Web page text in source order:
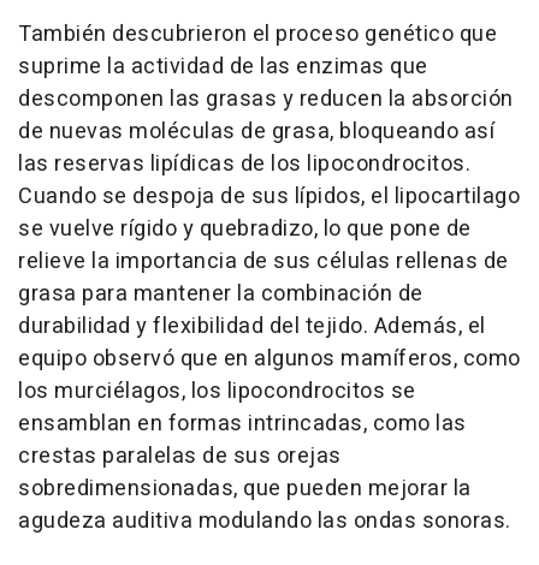
También descubrieron el proceso genético que
suprime la actividad de las enzimas que
descomponen las grasas y reducen la absorción
de nuevas moléculas de grasa, bloqueando así
las reservas lipídicas de los lipocondrocitos.
Cuando se despoja de sus lípidos, el lipocartilago
se vuelve rígido y quebradizo, lo que pone de
relieve la importancia de sus células rellenas de
grasa para mantener la combinación de
durabilidad y flexibilidad del tejido. Además, el
equipo observó que en algunos mamíferos, como
los murciélagos, los lipocondrocitos se
ensamblan en formas intrincadas, como las
crestas paralelas de sus orejas
sobredimensionadas, que pueden mejorar la
agudeza auditiva modulando las ondas sonoras.